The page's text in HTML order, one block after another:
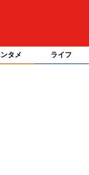
タメ ライフ